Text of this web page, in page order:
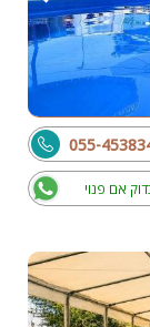
אם פנוי
055-